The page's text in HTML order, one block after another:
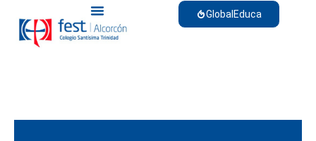
GlobalEduca